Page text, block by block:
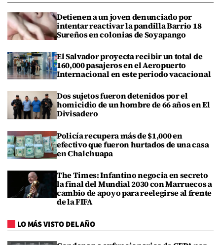
Detienen a un joven denunciado por
intentar reactivar la pandilla Barrio 18
Sureños en colonias de Soyapango
El Salvador proyecta recibir un total de
160,000 pasajeros en el Aeropuerto
Internacional en este periodo vacacional
Dos sujetos fueron detenidos por el
homicidio de un hombre de 66 años en El
Divisadero
Policía recupera más de $1,000 en
efectivo que fueron hurtados de una casa
en Chalchuapa
The Times: Infantino negocia en secreto
la final del Mundial 2030 con Marruecos a
cambio de apoyo para reelegirse al frente
de la FIFA
LO MÁS VISTO DEL AÑO